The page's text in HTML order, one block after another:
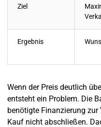
Ziel
Ergebnis
Wenn der Preis deutlich
entsteht ein Problem. Die
benötigte Finanzierung
Kauf nicht abschließen.